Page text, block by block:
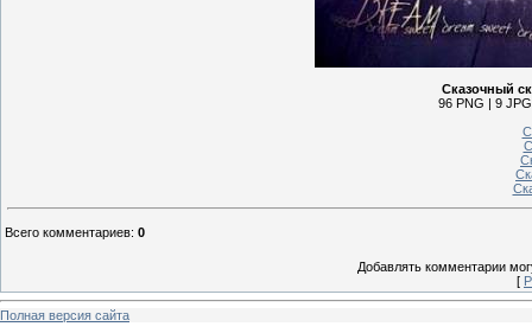
Сказочный
96 PNG | 9
Всего комментариев: 0
Добавлять комментарии
[
Полная версия сайта